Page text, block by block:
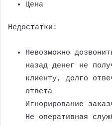
Цена
Недостатки:
Невозможно
назад денег не
клиенту, долго
ответа
Игнорирование
Не оперативная